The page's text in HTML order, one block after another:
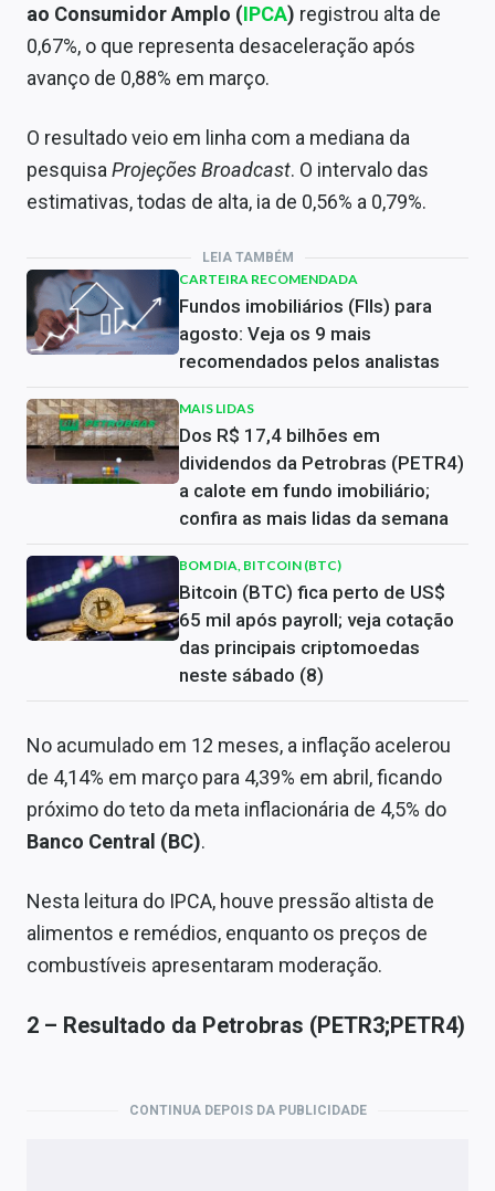
ao Consumidor Amplo (IPCA) registrou alta de
0,67%, o que representa desaceleração após
avanço de 0,88% em março.
O resultado veio em linha com a mediana da
pesquisa Projeções Broadcast. O intervalo das
estimativas, todas de alta, ia de 0,56% a 0,79%.
LEIA TAMBÉM
CARTEIRA RECOMENDADA
Fundos imobiliários (FIIs) para
agosto: Veja os 9 mais
recomendados pelos analistas
MAIS LIDAS
Dos R$ 17,4 bilhões em
dividendos da Petrobras (PETR4)
a calote em fundo imobiliário;
confira as mais lidas da semana
BOM DIA, BITCOIN (BTC)
Bitcoin (BTC) fica perto de US$
65 mil após payroll; veja cotação
das principais criptomoedas
neste sábado (8)
No acumulado em 12 meses, a inflação acelerou
de 4,14% em março para 4,39% em abril, ficando
próximo do teto da meta inflacionária de 4,5% do
Banco Central (BC).
Nesta leitura do IPCA, houve pressão altista de
alimentos e remédios, enquanto os preços de
combustíveis apresentaram moderação.
2 – Resultado da Petrobras (PETR3;PETR4)
CONTINUA DEPOIS DA PUBLICIDADE